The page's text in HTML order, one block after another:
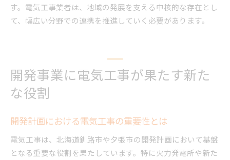
す。電気工事業者は、地域の発展を支える中核的な存在とし
て、幅広い分野での連携を推進していく必要があります。
開発事業に電気工事が果たす新た
な役割
開発計画における電気工事の重要性とは
電気工事は、北海道釧路市や夕張市の開発計画において基盤
となる重要な役割を果たしています。特に火力発電所や新た